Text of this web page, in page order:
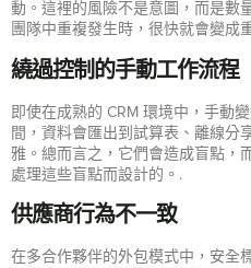
動。這裡的風險不是意圖，而是數
團隊中重複發生時，很快就會變成
繞過控制的手動工作流程
即使在成熟的 CRM 環境中，手動
間，資料會匯出到試算表、離線分
雅。總而言之，它們會造成盲點，
處理這些盲點而設計的。.
供應商行為不一致
在多合作夥伴的外包模式中，安全